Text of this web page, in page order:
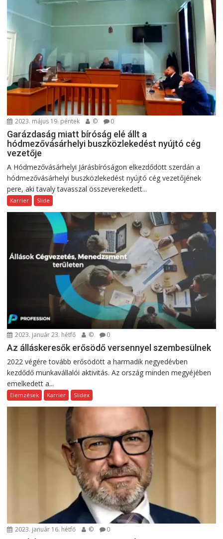
2023. május 19. péntek © 0
Garázdaság miatt bíróság elé állt a
hódmezővásárhelyi buszközlekedést nyújtó cég
vezetője
A Hódmezővásárhelyi Járásbíróságon elkezdődött szerdán a
hódmezővásárhelyi buszközlekedést nyújtó cég vezetőjének
pere, aki tavaly tavasszal összeverekedett...
Karrier Slide
2023. január 23. hétfő © 0
Az álláskeresők erősödő versennyel szembesülnek
2022 végére tovább erősödött a harmadik negyedévben
kezdődő munkavállalói aktivitás. Az ország minden megyéjében
emelkedett a...
Elemzések Karrier Slidex
2023. január 16. hétfő © 0